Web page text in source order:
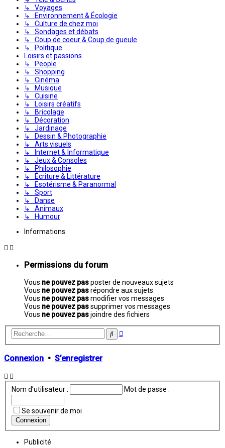
↳ Voyages
↳ Environnement & Écologie
↳ Culture de chez moi
↳ Sondages et débats
↳ Coup de coeur & Coup de gueule
↳ Politique
Loisirs et passions
↳ People
↳ Shopping
↳ Cinéma
↳ Musique
↳ Cuisine
↳ Loisirs créatifs
↳ Bricolage
↳ Décoration
↳ Jardinage
↳ Dessin & Photographie
↳ Arts visuels
↳ Internet & Informatique
↳ Jeux & Consoles
↳ Philosophie
↳ Écriture & Littérature
↳ Esotérisme & Paranormal
↳ Sport
↳ Danse
↳ Animaux
↳ Humour
Informations
Permissions du forum
Vous ne pouvez pasposter de nouveaux sujets
Vous ne pouvez pasrépondre aux sujets
Vous ne pouvez pasmodifier vos messages
Vous ne pouvez passupprimer vos messages
Vous ne pouvez pasjoindre des fichiers
Rechercher
Recherche
Connexion • S’enregistrer
Nom d’utilisateur : Mot de passe :
Se souvenir de moi
Publicité